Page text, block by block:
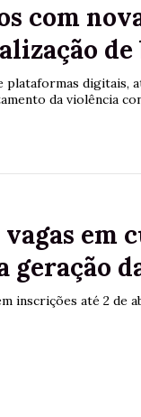
com
digitais,
da violência
em
geração
inscrições até 2 de